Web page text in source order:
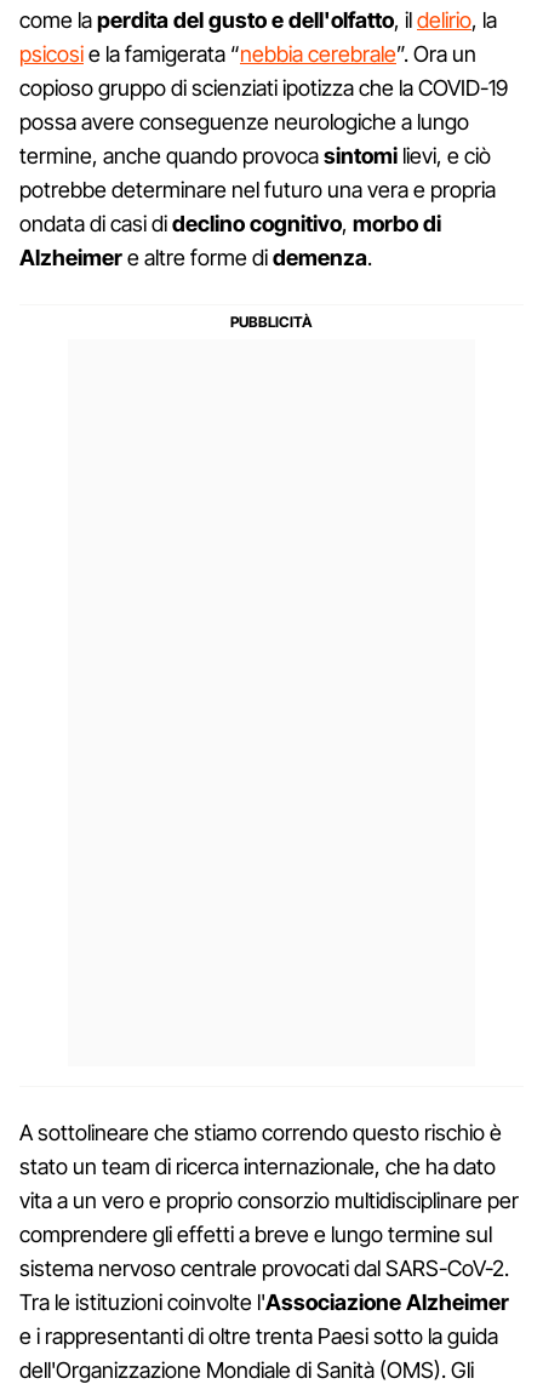
come laperdita del gusto e dell'olfatto, ildelirio, la
psicosie la famigerata “nebbia cerebrale”. Ora un
copioso gruppo di scienziati ipotizza che la COVID-19
possa avere conseguenze neurologiche a lungo
termine, anche quando provocasintomi lievi, e ciò
potrebbe determinare nel futuro una vera e propria
ondata di casi dideclino cognitivo, morbo di
Alzheimere altre forme didemenza.
A sottolineare che stiamo correndo questo rischio è
stato un team di ricerca internazionale, che ha dato
vita a un vero e proprio consorzio multidisciplinare per
comprendere gli effetti a breve e lungo termine sul
sistema nervoso centrale provocati dal SARS-CoV-2.
Tra le istituzioni coinvolte l'Associazione Alzheimer
e i rappresentanti di oltre trenta Paesi sotto la guida
dell'Organizzazione Mondiale di Sanità (OMS). Gli